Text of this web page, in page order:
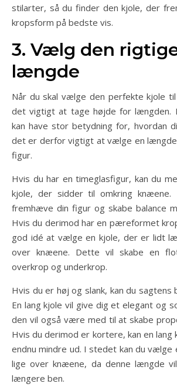
stilarter, så du finder den kjole, der
kropsform på bedste vis.
3. Vælg den
længde
Når du skal vælge den perfekte kjole
det vigtigt at tage højde for længden.
kan have stor betydning for, hvordan
det er derfor vigtigt at vælge en
figur.
Hvis du har en timeglasfigur, kan du
kjole, der sidder til omkring knæene.
fremhæve din figur og skabe balance
Hvis du derimod har en pæreformet
god idé at vælge en kjole, der er lidt
over knæene. Dette vil skabe en
overkrop og underkrop.
Hvis du er høj og slank, kan du sagtens
En lang kjole vil give dig et elegant og
den vil også være med til at skabe
Hvis du derimod er kortere, kan en lang
endnu mindre ud. I stedet kan du vælge
lige over knæene, da denne længde
længere ben.